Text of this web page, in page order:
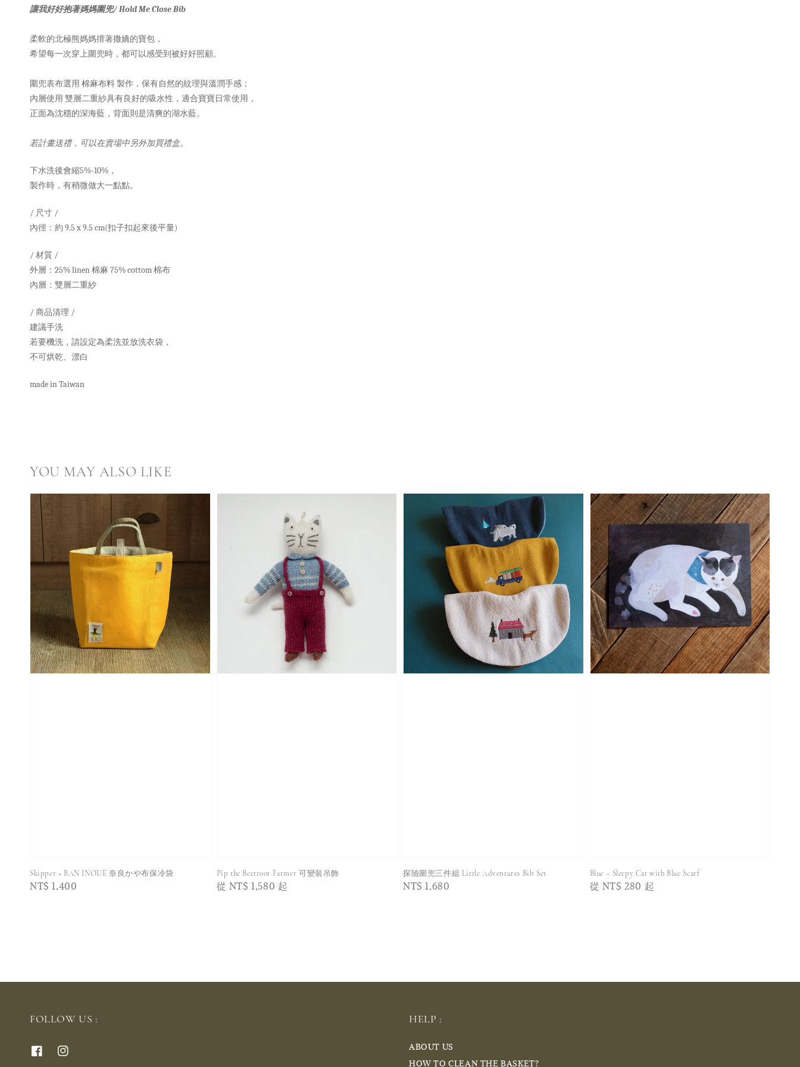
讓我好好抱著媽媽圍兜/ Hold Me Close Bib
柔軟的北極熊媽媽揹著撒嬌的寶包，
希望每一次穿上圍兜時，都可以感受到被好好照顧。
圍兜表布選用 棉麻布料 製作，保有自然的紋理與溫潤手感；
內層使用 雙層二重紗具有良好的吸水性，適合寶寶日常使用，
正面為沈穩的深海藍，背面則是清爽的湖水藍。
若計畫送禮，可以在賣場中另外加買禮盒。
下水洗後會縮5%-10%，
製作時，有稍微做大一點點。
/ 尺寸 /
內徑：約 9.5 x 9.5 cm(扣子扣起來後平量)
/ 材質 /
外層：25%linen 棉麻 75% cottom 棉布
內層：雙層二重紗
/ 商品清理 /
建議手洗
若要機洗，請設定為柔洗並放洗衣袋，
不可烘乾、漂白
made in Taiwan
YOU MAY ALSO LIKE
Skipper × BAN INOUE 奈良かや布保冷袋
Regular
NT$ 1,400
Pip the Beetroot Farmer 可變裝吊飾
Regular
從 NT$ 1,580 起
探險圍兜三件組 Little Adventures Bib Set
Regular
NT$ 1,680
Blue – Sleepy Cat with Blue Scarf
Regular
從 NT$ 280 起
FOLLOW US : HELP :
ABOUT US
HOW TO CLEAN THE BASKET?